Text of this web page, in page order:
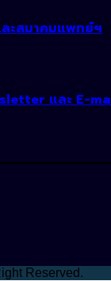
ละสมาคมแพทย์ฯ
และ E-
Reserved.